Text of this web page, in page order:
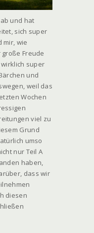
und hat
sich super
mir, wie
Freude
wirklich super
und
weil das
Wochen
viel zu
Grund
umso
nur Teil A
haben,
dass wir
diesen